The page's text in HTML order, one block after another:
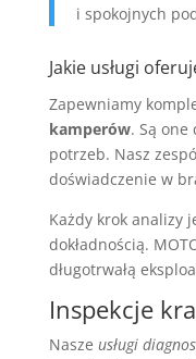
i spokojnych
Jakie usługi
Zapewniamy
kamperów. Są one
potrzeb. Nasz
doświadczenie w
Każdy krok analizy
dokładnością.
długotrwałą
Inspekcje
Nasze usługi